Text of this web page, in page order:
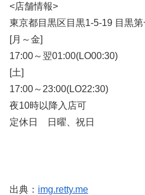
<店舗情報>
東京都目黒区目黒1-5-19 目黒
[月～金]
17:00～翌01:00(LO00:30)
[土]
17:00～23:00(LO22:30)
夜10時以降入店可
定休日 日曜、祝日
出典： img.retty.me